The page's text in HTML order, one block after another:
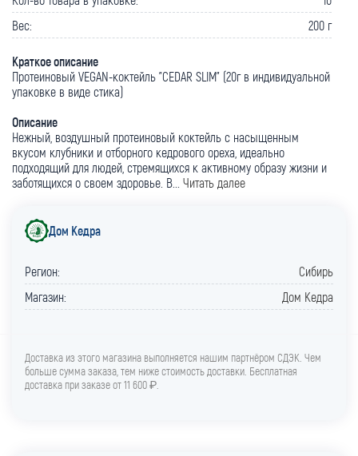
Вес:
200 г
Краткое описание
Протеиновый VEGAN-коктейль "CEDAR SLIM" (20г в индивидуальной
упаковке в виде стика)
Описание
Нежный, воздушный протеиновый коктейль с насыщенным
вкусом клубники и отборного кедрового ореха, идеально
подходящий для людей, стремящихся к активному образу жизни и
заботящихся о своем здоровье. В... Читать далее
Дом Кедра
Регион:
Сибирь
Магазин:
Дом Кедра
Доставка из этого магазина выполняется нашим партнёром СДЭК. Чем
больше сумма заказа, тем ниже стоимость доставки. Бесплатная
доставка при заказе от 11 600 ₽.